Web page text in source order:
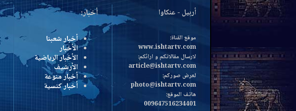
أربيل - عنكاوا
موقع القناة:
www.ishtartv.com
لارسال مقالاتكم و ارائكم:
article@ishtartv.com
لعرض صوركم:
photo@ishtartv.com
هاتف الموقع:
009647516234401
أخبار:
أخبار شعبنا
الأخبار
الأخبار الرياضية
الأرشيف
أخبار منوعة
أخبار كنسية